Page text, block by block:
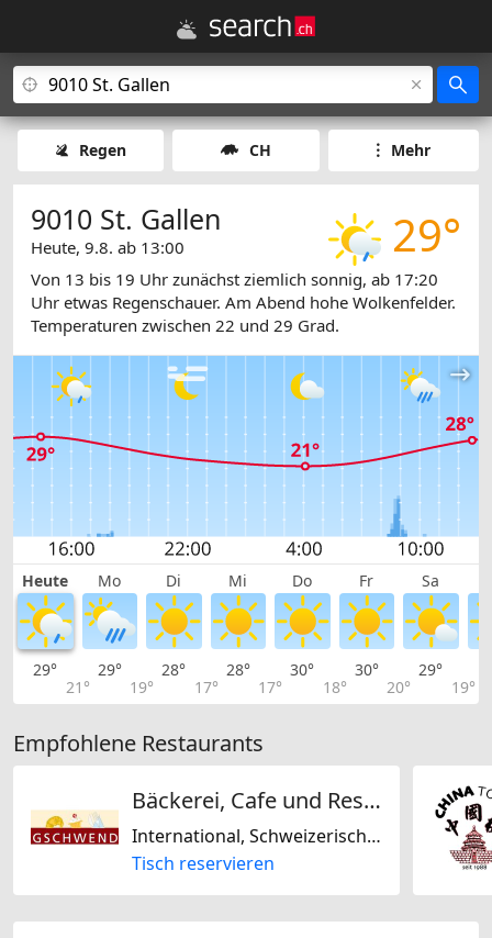
Regen CH Mehr
29°
9010 St. Gallen
Heute, 9.8. ab 13:00
Von 13 bis 19 Uhr zunächst ziemlich sonnig, ab 17:20
Uhr etwas Regenschauer. Am Abend hohe Wolkenfelder.
Temperaturen zwischen 22 und 29 Grad.
Heute Mo Di Mi Do Fr Sa
29°
21°
29°
19°
28°
17°
28°
17°
30°
18°
30°
20°
29°
19°
Empfohlene Restaurants
Bäckerei, Cafe und Restaurant Gschwend
International, Schweizerisch, Saisonal, Regional
Tisch reservieren